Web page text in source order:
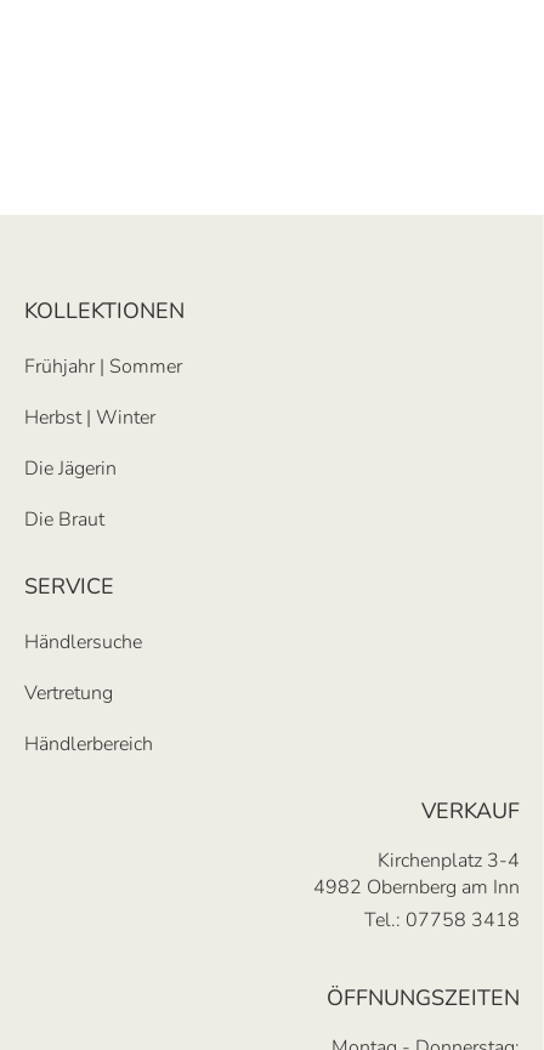
KOLLEKTIONEN
Frühjahr | Sommer
Herbst | Winter
Die Jägerin
Die Braut
SERVICE
Händlersuche
Vertretung
Händlerbereich
VERKAUF
Kirchenplatz 3-4
4982 Obernberg am Inn
Tel.: 07758 3418
ÖFFNUNGSZEITEN